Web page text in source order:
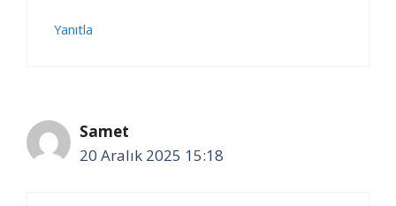
Yanıtla
Samet
20 Aralık 2025 15:18